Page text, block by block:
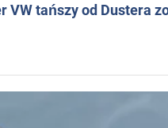
VW tańszy od Dustera